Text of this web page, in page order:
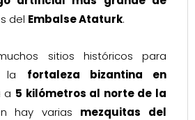
del Embalse Ataturk.
sitios históricos para
la fortaleza bizantina en
a 5 kilómetros al norte de la
hay varias mezquitas del